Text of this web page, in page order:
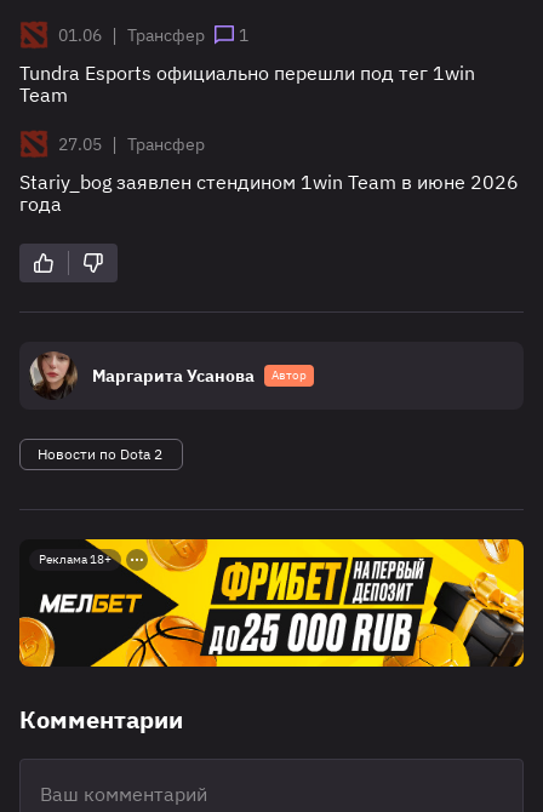
01.06 | Трансфер 1
Tundra Esports официально перешли под тег 1win
Team
27.05 | Трансфер
Stariy_bog заявлен стендином 1win Team в июне 2026
года
Маргарита Усанова Автор
Новости по Dota 2
Реклама 18+
Комментарии